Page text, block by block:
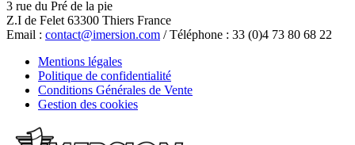
3 rue du Pré de la pie
Z.I de Felet 63300 Thiers France
Email : contact@imersion.com / Téléphone : 33 (0)4 73 80 68 22
Mentions légales
Politique de confidentialité
Conditions Générales de Vente
Gestion des cookies